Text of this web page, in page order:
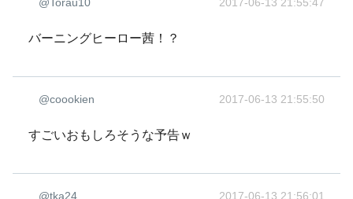
@Torau10 2017-06-13 21:55:47
バーニングヒーロー茜！？
@coookien 2017-06-13 21:55:50
すごいおもしろそうな予告ｗ
@tka24 2017-06-13 21:56:01